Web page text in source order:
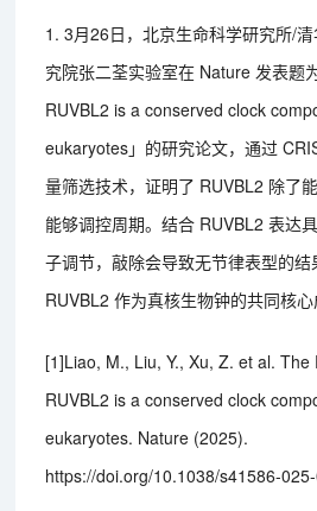
1. 3月26日，北京生命科学研究所/
究院张二荃实验室在 Nature 发表题
RUVBL2 is a conserved clock
eukaryotes」的研究论文，通过
量筛选技术，证明了 RUVBL2 除了
能够调控周期。结合 RUVBL2 表达
子调节，敲除会导致无节律表型的
RUVBL2 作为真核生物钟的共同核心
[1]Liao, M., Liu, Y., Xu, Z. et al. The
RUVBL2 is a conserved clock
eukaryotes. Nature (2025).
https://doi.org/10.1038/s41586-